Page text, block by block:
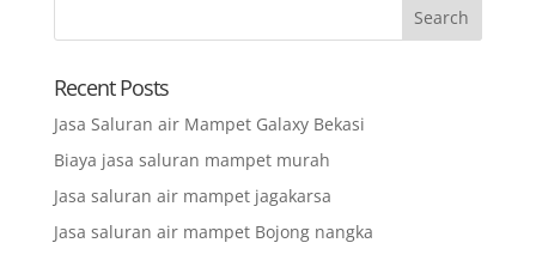
Recent Posts
Jasa Saluran air Mampet Galaxy Bekasi
Biaya jasa saluran mampet murah
Jasa saluran air mampet jagakarsa
Jasa saluran air mampet Bojong nangka